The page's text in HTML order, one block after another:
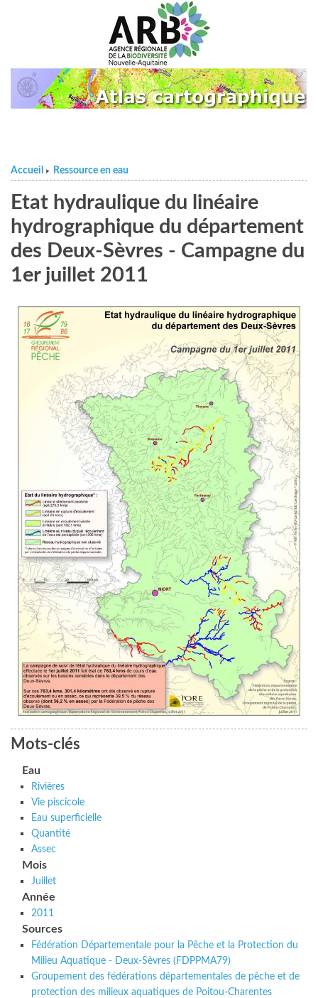
Accueil > Ressource en eau
Etat hydraulique du linéaire
hydrographique du département
des Deux-Sèvres - Campagne du
1er juillet 2011
Mots-clés
Eau
Rivières
Vie piscicole
Eau superficielle
Quantité
Assec
Mois
Juillet
Année
2011
Sources
Fédération Départementale pour la Pêche et la Protection du
Milieu Aquatique - Deux-Sèvres (FDPPMA79)
Groupement des fédérations départementales de pêche et de
protection des milieux aquatiques de Poitou-Charentes